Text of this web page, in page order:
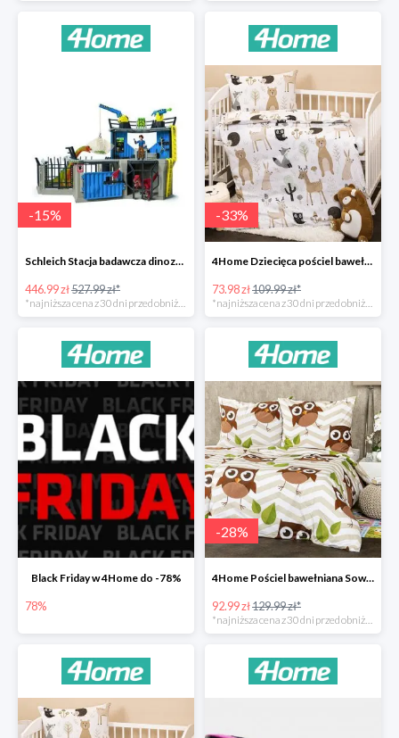
-15%
Schleich Stacja badawcza dinozaurów -15%
446.99 zł527.99 zł*
*najniższa cena z 30 dni przed obniżką
-33%
4Home Dziecięca pościel bawełniana do łóżeczka Nordic Friends -33%
73.98 zł109.99 zł*
*najniższa cena z 30 dni przed obniżką
Black Friday w 4Home do -78%
78%
-28%
4Home Pościel bawełniana Sowy -28%
92.99 zł129.99 zł*